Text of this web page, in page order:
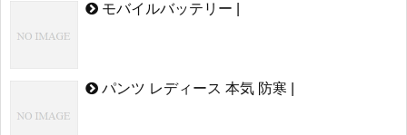
モバイルバッテリー |
パンツ レディース 本気 防寒 |